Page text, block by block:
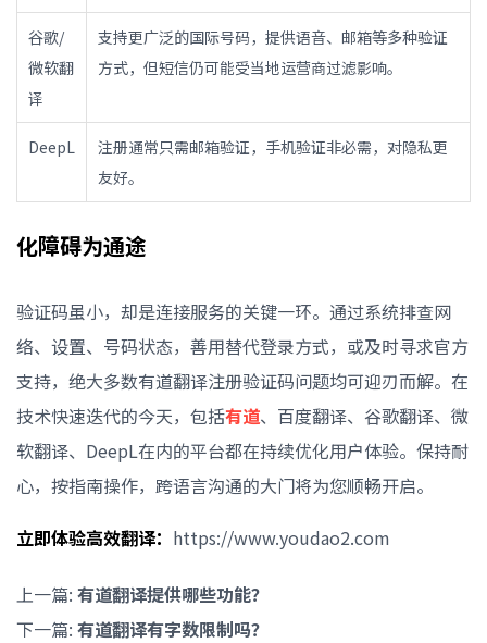
谷歌/
微软翻
译
支持更广泛的国际号码，提供语音、邮箱等多种验证
方式，但短信仍可能受当地运营商过滤影响。
DeepL
注册通常只需邮箱验证，手机验证非必需，对隐私更
友好。
化障碍为通途
验证码虽小，却是连接服务的关键一环。通过系统排查网
络、设置、号码状态，善用替代登录方式，或及时寻求官方
支持，绝大多数有道翻译注册验证码问题均可迎刃而解。在
技术快速迭代的今天，包括有道、百度翻译、谷歌翻译、微
软翻译、DeepL在内的平台都在持续优化用户体验。保持耐
心，按指南操作，跨语言沟通的大门将为您顺畅开启。
立即体验高效翻译： https://www.youdao2.com
上一篇: 有道翻译提供哪些功能？
下一篇: 有道翻译有字数限制吗？